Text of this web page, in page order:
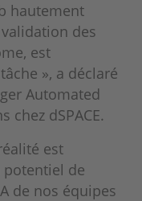
hautement
des
est
», a déclaré
Automated
chez dSPACE.
est
de
de nos équipes